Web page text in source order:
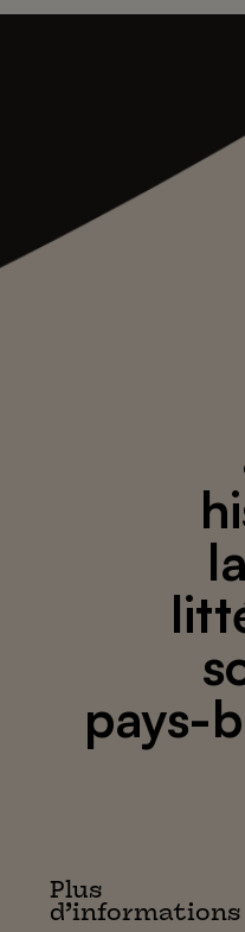
pays-
Plus
d’informations